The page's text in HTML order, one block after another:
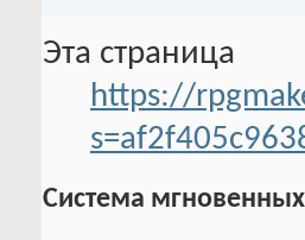
Эта страница
https://
Система